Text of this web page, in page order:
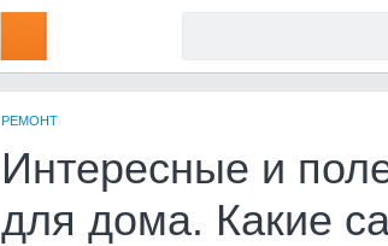
РЕМОНТ
Интересные и
для дома. Какие